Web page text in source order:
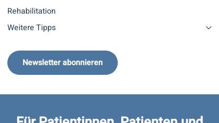
Rehabilitation
Weitere Tipps
Newsletter abonnieren